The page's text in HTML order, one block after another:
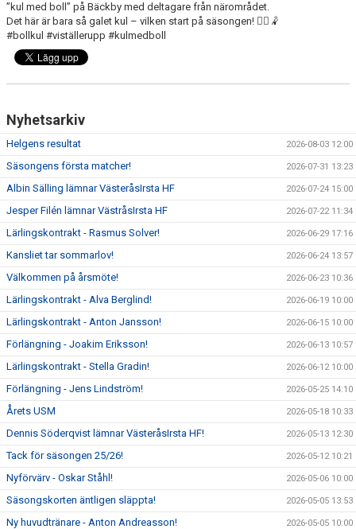
”kul med boll” på Bäckby med deltagare från närområdet.
Det här är bara så galet kul – vilken start på säsongen! 🤾‍♀️🤾
#bollkul #viställerupp #kulmedboll
Nyhetsarkiv
Helgens resultat 2026-08-03 12:00
Säsongens första matcher! 2026-07-31 13:23
Albin Sälling lämnar VästeråsIrsta HF 2026-07-24 15:00
Jesper Filén lämnar VästråsIrsta HF 2026-07-22 11:34
Lärlingskontrakt - Rasmus Solver! 2026-06-29 17:16
Kansliet tar sommarlov! 2026-06-24 13:57
Välkommen på årsmöte! 2026-06-23 10:36
Lärlingskontrakt - Alva Berglind! 2026-06-19 10:00
Lärlingskontrakt - Anton Jansson! 2026-06-15 10:00
Förlängning - Joakim Eriksson! 2026-06-13 10:57
Lärlingskontrakt - Stella Gradin! 2026-06-12 10:00
Förlängning - Jens Lindström! 2026-05-25 14:10
Årets USM 2026-05-18 10:33
Dennis Söderqvist lämnar VästeråsIrsta HF! 2026-05-13 12:30
Tack för säsongen 25/26! 2026-05-12 10:21
Nyförvärv - Oskar Ståhl! 2026-05-06 10:00
Säsongskorten äntligen släppta! 2026-05-05 13:53
Ny huvudtränare - Anton Andreasson! 2026-05-05 10:00